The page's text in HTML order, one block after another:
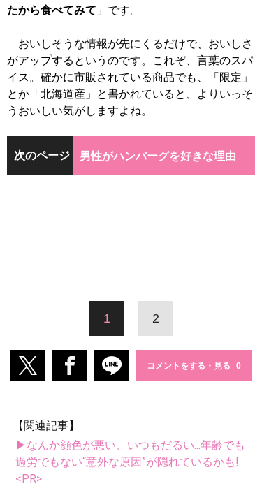
たから食べてみて 」です。
おいしそうな情報が先にくるだけで、おいしさ
がアップするというのです。これぞ、言葉のスパ
イス。確かに市販されている商品でも、「限定」
とか「北海道産」と書かれていると、よりいっそ
うおいしい気がしますよね。
次のページ 男性がハンバーグを好きな理由
1 2
コメントをする・見る
【関連記事】
▶なんか顔色が悪い、いつもだるい...年齢でも
過労でもない“意外な原因”が隠れているかも!
<PR>